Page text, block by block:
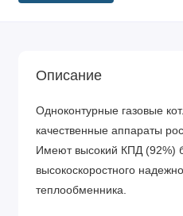
Описание
Одноконтурные газовые
качественные аппараты
Имеют высокий КПД (92%)
высокоскоростного
теплообменника.